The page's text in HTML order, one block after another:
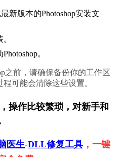
新版本的Photoshop安装文
。
之前，请确保备份你的工作区
可能会清除这些设置。
作比较繁琐，对新手和
医生-DLL修复工具，一键